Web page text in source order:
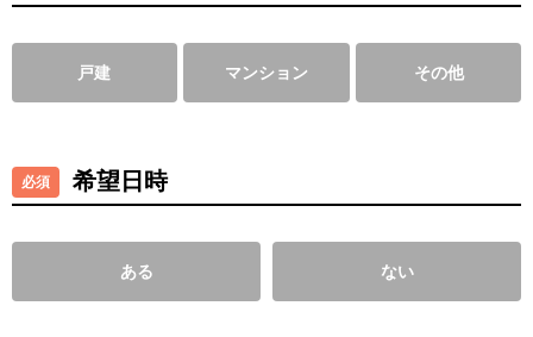
戸建 マンション その他
希望日時
ある ない